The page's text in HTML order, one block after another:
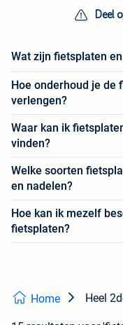
Deel
Wat zijn fietsplaten
Hoe onderhoud je de
verlengen?
Waar kan ik
vinden?
Welke soorten
en nadelen?
Hoe kan ik mezelf
fietsplaten?
Home Heel